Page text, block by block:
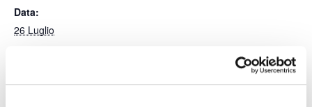
Data:
26 Luglio